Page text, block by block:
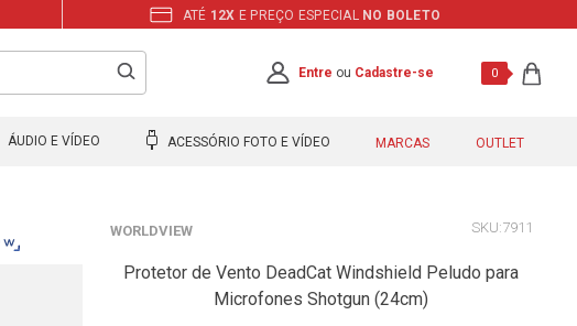
ATÉ 12X E PREÇO ESPECIAL NO BOLETO
Entre ou Cadastre-se 0
ÁUDIO E VÍDEO ACESSÓRIO FOTO E VÍDEO MARCAS OUTLET
WORLDVIEW 7911
Protetor de Vento DeadCat Windshield Peludo para
Microfones Shotgun (24cm)